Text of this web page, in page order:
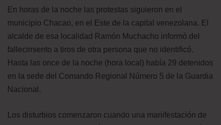
En horas de la noche las protestas siguieron en el
municipio Chacao, en el Este de la capital venezolana. El
alcalde de esa localidad Ramón Muchacho informó del
fallecimiento a tiros de otra persona que no identificó.
Hasta las once de la noche (hora local) había 29 detenidos
en la sede del Comando Regional Número 5 de la Guardia
Nacional.
Los disturbios comenzaron cuando una manifestación de